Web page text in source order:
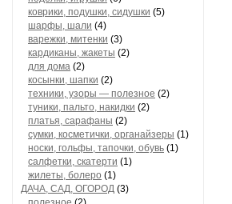
коврики, подушки, сидушки (5)
шарфы, шали (4)
варежки, митенки (3)
кардиканы, жакеты (2)
для дома (2)
косынки, шапки (2)
техники, узоры — полезное (2)
туники, пальто, накидки (2)
платья, сарафаны (2)
сумки, косметички, органайзеры (1)
носки, гольфы, тапочки, обувь (1)
салфетки, скатерти (1)
жилеты, болеро (1)
ДАЧА, САД, ОГОРОД (3)